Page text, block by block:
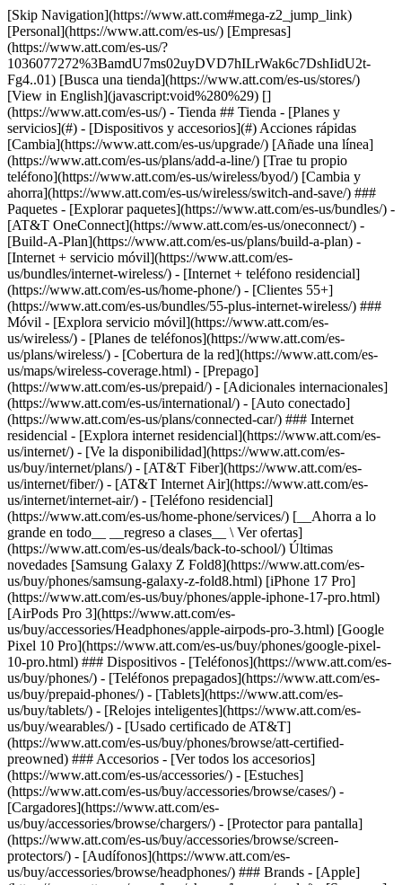
[Skip Navigation](https://www.att.com#mega-z2_jump_link) [Personal](https://www.att.com/es-us/) [Empresas](https://www.att.com/es-us/?1036077272%3BamdU7ms02uyDVD7hILrWak6c7DshIidU2t-Fg4..01) [Busca una tienda](https://www.att.com/es-us/stores/) [View in English](javascript:void%280%29) [](https://www.att.com/es-us/) - Tienda ## Tienda - [Planes y servicios](#) - [Dispositivos y accesorios](#) Acciones rápidas [Cambia](https://www.att.com/es-us/upgrade/) [Añade una línea](https://www.att.com/es-us/plans/add-a-line/) [Trae tu propio teléfono](https://www.att.com/es-us/wireless/byod/) [Cambia y ahorra](https://www.att.com/es-us/wireless/switch-and-save/) ### Paquetes - [Explorar paquetes](https://www.att.com/es-us/bundles/) - [AT&T OneConnect](https://www.att.com/es-us/oneconnect/) - [Build-A-Plan](https://www.att.com/es-us/plans/build-a-plan) - [Internet + servicio móvil](https://www.att.com/es-us/bundles/internet-wireless/) - [Internet + teléfono residencial](https://www.att.com/es-us/home-phone/) - [Clientes 55+](https://www.att.com/es-us/bundles/55-plus-internet-wireless/) ### Móvil - [Explora servicio móvil](https://www.att.com/es-us/wireless/) - [Planes de teléfonos](https://www.att.com/es-us/plans/wireless/) - [Cobertura de la red](https://www.att.com/es-us/maps/wireless-coverage.html) - [Prepago](https://www.att.com/es-us/prepaid/) - [Adicionales internacionales](https://www.att.com/es-us/international/) - [Auto conectado](https://www.att.com/es-us/plans/connected-car/) ### Internet residencial - [Explora internet residencial](https://www.att.com/es-us/internet/) - [Ve la disponibilidad](https://www.att.com/es-us/buy/internet/plans/) - [AT&T Fiber](https://www.att.com/es-us/internet/fiber/) - [AT&T Internet Air](https://www.att.com/es-us/internet/internet-air/) - [Teléfono residencial](https://www.att.com/es-us/home-phone/services/) [__Ahorra a lo grande en todo__ __regreso a clases__ \ Ver ofertas](https://www.att.com/es-us/deals/back-to-school/) Últimas novedades [Samsung Galaxy Z Fold8](https://www.att.com/es-us/buy/phones/samsung-galaxy-z-fold8.html) [iPhone 17 Pro](https://www.att.com/es-us/buy/phones/apple-iphone-17-pro.html) [AirPods Pro 3](https://www.att.com/es-us/buy/accessories/Headphones/apple-airpods-pro-3.html) [Google Pixel 10 Pro](https://www.att.com/es-us/buy/phones/google-pixel-10-pro.html) ### Dispositivos - [Teléfonos](https://www.att.com/es-us/buy/phones/) - [Teléfonos prepagados](https://www.att.com/es-us/buy/prepaid-phones/) - [Tablets](https://www.att.com/es-us/buy/tablets/) - [Relojes inteligentes](https://www.att.com/es-us/buy/wearables/) - [Usado certificado de AT&T](https://www.att.com/es-us/buy/phones/browse/att-certified-preowned) ### Accesorios - [Ver todos los accesorios](https://www.att.com/es-us/accessories/) - [Estuches](https://www.att.com/es-us/buy/accessories/browse/cases/) - [Cargadores](https://www.att.com/es-us/buy/accessories/browse/chargers/) - [Protector para pantalla](https://www.att.com/es-us/buy/accessories/browse/screen-protectors/) - [Audífonos](https://www.att.com/es-us/buy/accessories/browse/headphones/) ### Brands - [Apple](https://www.att.com/es-us/buy/phones/browse/apple/) - [Samsung](https://www.att.com/es-us/buy/phones/browse/samsung/) - [Motorola](https://www.att.com/es-us/buy/phones/browse/motorola/) - [Google](https://www.att.com/es-us/buy/phones/browse/google/) - [Meta](https://www.att.com/es-us/buy/accessories/browse/all/meta/) [__Obtén el nuevo Samsung Galaxy Z Fold8 por $0 con intercambio elegible__ \ Compra ahora](https://www.att.com/es-us/buy/phones/samsung-galaxy-z-fold8.html) - Ofertas ## Ofertas - [Nuevos y destacados](#) - [Descuentos para clientes](#) Destacados [Ve todas las ofertas](https://www.att.com/es-us/deals/) [Ofertas de servicio móvil](https://www.att.com/es-us/deals/cell-phone-deals/) [Ofertas de internet](https://www.att.com/es-us/deals/internet/) [Ofertas de intercambio](https://www.att.com/es-us/buy/phones/browse/tradeinoffer/) [Sin ofertas de intercambio](https://www.att.com/es-us/buy/phones/browse/nontradeinoffer/) ### Ofertas de tendencia - [Samsung Galaxy](https://www.att.com/es-us/buy/phones/browse/samsung_hasdeals_value_nontradeinoffer_tradeinoffer/) - [Apple iPhone](https://www.att.com/es-us/buy/phones/browse/apple_hasdeals_value_nontradeinoffer_tradeinoffer/) - [Menos de $50](https://www.att.com/es-us/buy/accessories/browse/all/price-range-25-50_price-range-5-25_5-and-under/) - [Ofertas de regreso a clases](https://www.att.com/es-us/deals/back-to-school/) ### Ofertas de dispositivos y accesorios - [Teléfonos](https://www.att.com/es-us/buy/phones/browse/hasdeals_value_nontradeinoffer_tradeinoffer/) - [Teléfonos prepagados](https://www.att.com/es-us/buy/prepaid-phones/browse/hasdeals/) - [Tablets](https://www.att.com/es-us/buy/tablets/browse/hasdeals_nontradeinoffer/) - [Relojes inteligentes](https://www.att.com/es-us/buy/wearables/browse/hasdeals_nontradeinoffer/) - [Ofertas de accesorios](https://www.att.com/es-us/buy/accessories/browse/all/deals/) ### Suscripciones - [AT&T OneConnect](https://www.att.com/es-us/oneconnect/) [__Cámbiate a AT&T y averigua cómo obtener hasta $800 por línea para terminar tu contrato__ \ Compra ahora](https://www.att.com/es-us/buy/phones/) ### Descuentos por ocupación - [Empleados de empresas](https://www.att.com/es-us/verification/signaturehub/#employment) - [Militares y veteranos](https://www.att.com/es-us/offers/discount-program/military-discount/) - [Maestros](https://www.att.com/es-us/offers/discount-program/teacher/) - [Enfermeros y médicos](https://www.att.com/es-us/verification/signaturehub/#medical) - [Personal de emergencias activo](https://www.att.com/es-us/firstnetandfamily/) ### Descuentos por afiliación - [Clientes 55+](https://www.att.com/es-us/verification/signaturehub/#age) - [Personal retirado del servicio de emergencia](https://www.att.com/es-us/offers/discount-program/retired-responders/) - [Trabajadores de sindicatos](https://www.att.com/es-us/offers/discount-program/union-discount/) - [Estudiantes](https://www.att.com/es-us/verification/signaturehub/#student) ### Ahorros para socios - [Descuento con tarjeta de crédito](https://www.att.com/es-us/?1036077272%3BamdU7ms02uyDVD7hIidU2t-FgOyvGkzT7uyJVm497PywgLdW2iYTVis9IZcUaO3.z1) - [Beneficios y más](https://andmorebenefits.att.com/root-discovery) [__Maestros: ahorra hasta $150 por línea y hasta un 20% en planes__ \ Obtén detalles](https://www.att.com/es-us/offers/discount-program/teacher/) - La diferencia de AT&T ## La diferencia de AT&T - [Nuestra ventaja competitiva](#) ### ¿Por qué elegirnos? - [Garantía AT&T](https://www.att.com/es-us/why-att/guarantee/) - [Por qué AT&T](https://www.att.com/es-us/why-att/) - [AT&T vs. T-Mobile y Verizon](https://www.att.com/es-us/wireless/switch-and-save/#compare-us) - [AT&T Fiber vs. Spectrum y Xfinity](https://www.att.com/es-us/internet/fiber/#compare-us) - [Prueba AT&T gratis](https://www.att.com/es-us/wireless/free-trial/) - [Cambia y ahorra](https://www.att.com/es-us/wireless/switch-and-save/) ### Cobertura excepcional - [Mapa de cobertura 5G](https://www.att.com/es-us/maps/wireless-coverage.html) - [Mapa de cobertura de fibra óptica](https://www.att.com/es-us/internet/fiber/coverage-map/) [__La mejor garantía de Estados Unidos__ \ Obtén detalles](https://www.att.com/es-us/why-att/guarantee/) - Ayuda ## Ayuda - [Factura y cuenta](#) - [Móvil](#) - [Internet](#) Acciones rápidas [Ve toda la ayuda](https://www.att.com/es-us/support/) [Ver mi cuenta](https://www.att.com/es-us/acctmgmt/overview) [Centro de pagos](https://www.att.com/es-us/acctmgmt/mypaymentcenter) [Centro de facturación](https://www.att.com/es-us/acctmgmt/billing/mybillingcenter) ### Factura y pagos - [Comprende tu factura](https://www.att.com/es-us/support/my-account/understand-your-bill/) - [Averigua por qué tu factura cambió](https://www.att.com/es-us/support/article/my-account/KM1051879/) - [Configura y administra AutoPay](https://www.att.com/es-us/acctmgmt/mypaymentcenter?intent=MANAGEAUTOPAY) - [Ve las cuotas de los dispositivos](https://www.att.com/es-us/acctmgmt/payment/installmentplandetails) - [Pagar sin iniciar sesión](https://www.att.com/es-us/acctmgmt/fastpmt/fastpay) ### Cuenta - [Cambiar o restablecer contraseña](https://www.att.com/es-us/support/article/my-account/KM1008941/) - [Añade o elimina cuentas](https://www.att.com/es-us/support/article/my-account/KM1008925/) - [Traslada el servicio de internet](https://www.att.com/es-us/help/moving/) - [Ve tus pedidos y reclamaciones](https://www.att.com/es-us/orders/history) - [Más ayuda con la cuenta](https://www.att.com/es-us/support/my-account/) [__La mejor garantía de Estados Unidos__ \ Obtén detalles](https://www.att.com/es-us/why-att/guarantee/) Acciones rápidas [Administrar mi servicio móvil](https://www.att.com/es-us/acctmgmt/mywireless) [Rastrear mi pedido](https://www.att.com/es-us/orders/history) [Añade AT&T International Day Pass](https://www.att.com/es-us/acctmgmt/signin?intent=DEEPLINK&soc=IRRLHDF&level=CAT&source=ILC242589969&wtExtndSource=Megamenu) ### Mi dispositivo - [Verificar mi uso](https://www.att.com/es-us/acctmgmt/usage/mysummary) - [Administra complementos](https://www.att.com/es-us/acctmgmt/wireless/manage-addon) - [Cambiar mi plan](https://www.att.com/es-us/acctmgmt/mywireless/manageplan/) - [Añade una línea](https://www.att.com/es-us/buy/postpaid/?wlsfi=AL) - [Consultar los requisitos de cambio](https://www.att.com/es-us/buy/postpaid/?wlsfi=up) - [Activa un dispositivo móvil](https://www.att.com/e